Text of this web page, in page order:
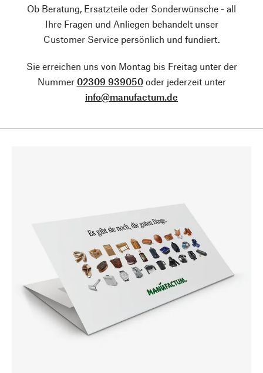
Ob Beratung, Ersatzteile oder Sonderwünsche - all
Ihre Fragen und Anliegen behandelt unser
Customer Service persönlich und fundiert.
Sie erreichen uns von Montag bis Freitag unter der
Nummer 02309 939050oder jederzeit unter
info@manufactum.de